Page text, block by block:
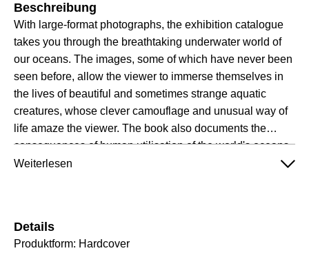
Beschreibung
With large-format photographs, the exhibition catalogue
takes you through the breathtaking underwater world of
our oceans. The images, some of which have never been
seen before, allow the viewer to immerse themselves in
the lives of beautiful and sometimes strange aquatic
creatures, whose clever camouflage and unusual way of
life amaze the viewer. The book also documents the
consequences of human utilisation of the world's oceans
and deals with the topics of marine research and marine
Weiterlesen
Details
Produktform: Hardcover